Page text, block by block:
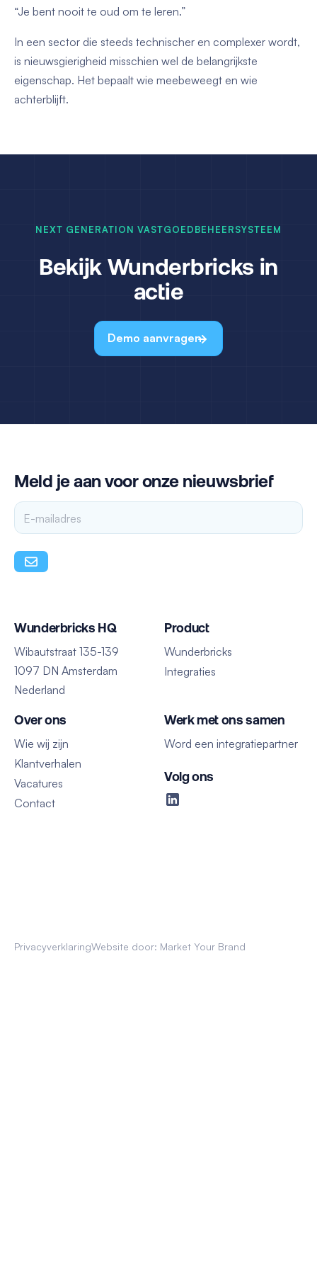
“Je bent nooit te oud om te leren.”
In een sector die steeds technischer en complexer wordt,
is nieuwsgierigheid misschien wel de belangrijkste
eigenschap. Het bepaalt wie meebeweegt en wie
achterblijft.
NEXT GENERATION VASTGOEDBEHEERSYSTEEM
Bekijk Wunderbricks in
actie
Demo aanvragen
Meld je aan voor onze nieuwsbrief
Wunderbricks HQ
Wibautstraat 135-139
1097 DN Amsterdam
Nederland
Product
Wunderbricks
Integraties
Over ons
Wie wij zijn
Klantverhalen
Vacatures
Contact
Werk met ons samen
Word een integratiepartner
Volg ons
PrivacyverklaringWebsite door: Market Your Brand